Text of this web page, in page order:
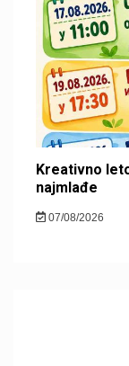
Kreativno
najmlađe
07/08/2026